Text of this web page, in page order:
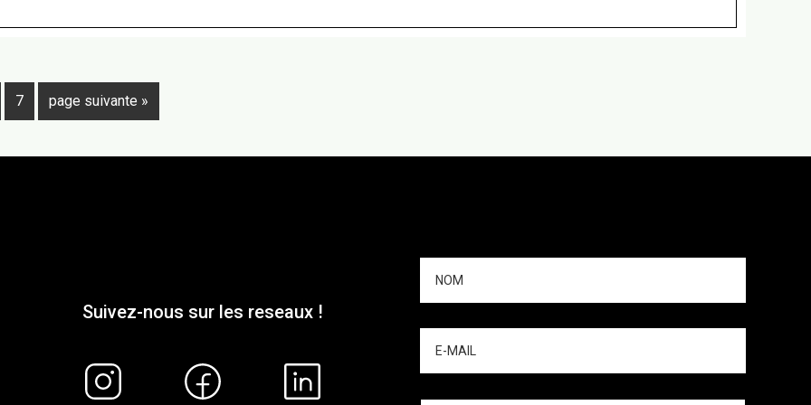
Page
7
Aller
à
page suivante »
Suivez-nous sur les reseaux !